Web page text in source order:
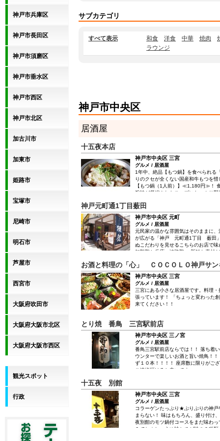
神戸市兵庫区
神戸市長田区
神戸市須磨区
神戸市垂水区
神戸市西区
神戸市北区
加古川市
加東市
姫路市
宝塚市
尼崎市
明石市
芦屋市
西宮市
大阪府吹田市
大阪府大阪市北区
大阪府大阪市西区
観光スポット
行政
サブカテゴリ
すべて表示 和食 洋食 中華 焼肉
ラウンジ
神戸市中央区
居酒屋
十五夜本店
神戸市中央区 三宮
グルメ / 居酒屋
1年中、絶品【もつ鍋】を食べられる
りのクセが全くない国産和牛もつを
【もつ鍋（1人前）】≪1,180円≫！
旨味が凝縮されたスープにたっぷり
しいポイント♪翌日お肌がプルプルに
む充実のコースはオススメ！飲み放
3,500円～≫と驚きの価格でご提供い
や女性同士の華やかな女子会はもち
のお食事など、シーンを選ばずご利
すので、ご予約はお早めに◎ また、
め、お酒と相性抜群の日替りメニュ
ゆっくりと美味＆美酒をお楽しみくだ
神戸元町通1丁目薮田
神戸市中央区 元町
グルメ / 居酒屋
元民家の温かな雰囲気はそのままに
が広がる「神戸 元町通1丁目 薮田
ぬこだわりを見せるこちらのお店で
知覧鶏と兵庫・淡路鶏。 新鮮な素材
ていただきたい一品。 落ち着いた和
りの鶏料理をご堪能ください。
お酒と料理の「心」 ＣＯＣＯＬＯ神戸サン
神戸市中央区 三宮
グルメ / 居酒屋
三宮にある小さな居酒屋です。料理
張っています！ 「ちょっと変わった
来てください！！
とり焼 番鳥 三宮駅前店
神戸市中央区 三ノ宮
グルメ / 居酒屋
番鳥三宮駅前店ならでは！！ 落ち着
ウンターで楽しいお酒と旨い焼鳥！
ず１０本！！！！ 座席数に限りがご
ご連絡頂けると幸いです。
十五夜 別館
神戸市中央区 三宮
グルメ / 居酒屋
コラーゲンたっぷり★ぷりぷりの神戸
まらない！ 味はもちろん、盛り付け
夜別館のモツ鍋付コースをまだ味わ
みてね☆しょうゆ味とチゲ味の２種